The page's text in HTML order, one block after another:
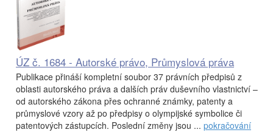
ÚZ č. 1684 - Autorské právo, Průmyslová práva
Publikace přináší kompletní soubor 37 právních předpisů z
oblasti autorského práva a dalších práv duševního vlastnictví –
od autorského zákona přes ochranné známky, patenty a
průmyslové vzory až po předpisy o olympijské symbolice či
patentových zástupcích. Poslední změny jsou ... pokračování